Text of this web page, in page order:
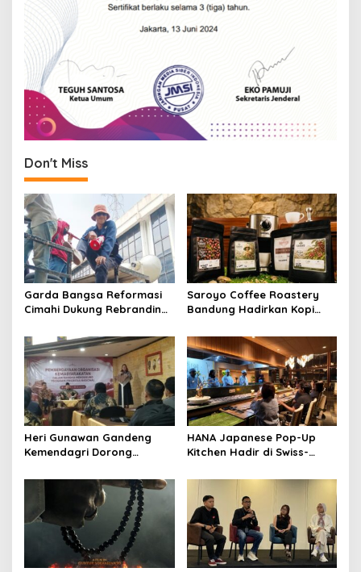
Don't Miss
Garda Bangsa Reformasi
Cimahi Dukung Rebranding
Harus Diikuti Reformasi
Pelayanan
Saroyo Coffee Roastery
Bandung Hadirkan Kopi
Rasa Khas Nusantara
Heri Gunawan Gandeng
Kemendagri Dorong
Sukabumi
HANA Japanese Pop-Up
Kitchen Hadir di Swiss-
Bandung, Tawarkan
Pengalaman Omakase
Eksklusif